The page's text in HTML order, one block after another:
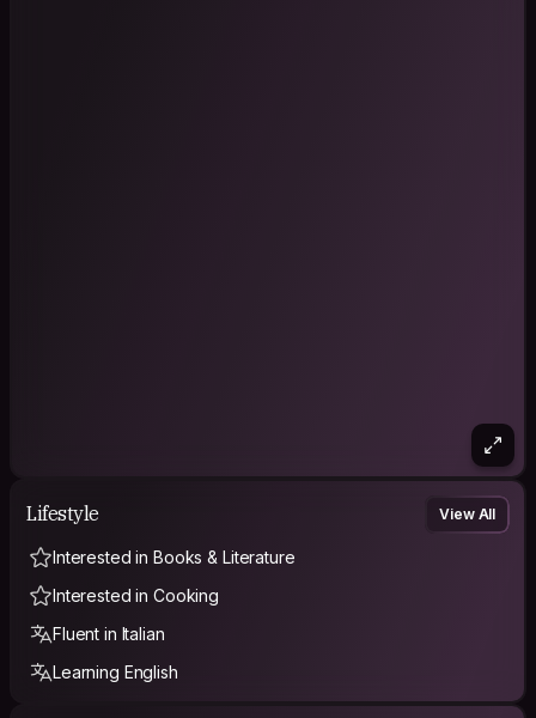
Lifestyle View All
Interested in Books & Literature
Interested in Cooking
Fluent in Italian
Learning English